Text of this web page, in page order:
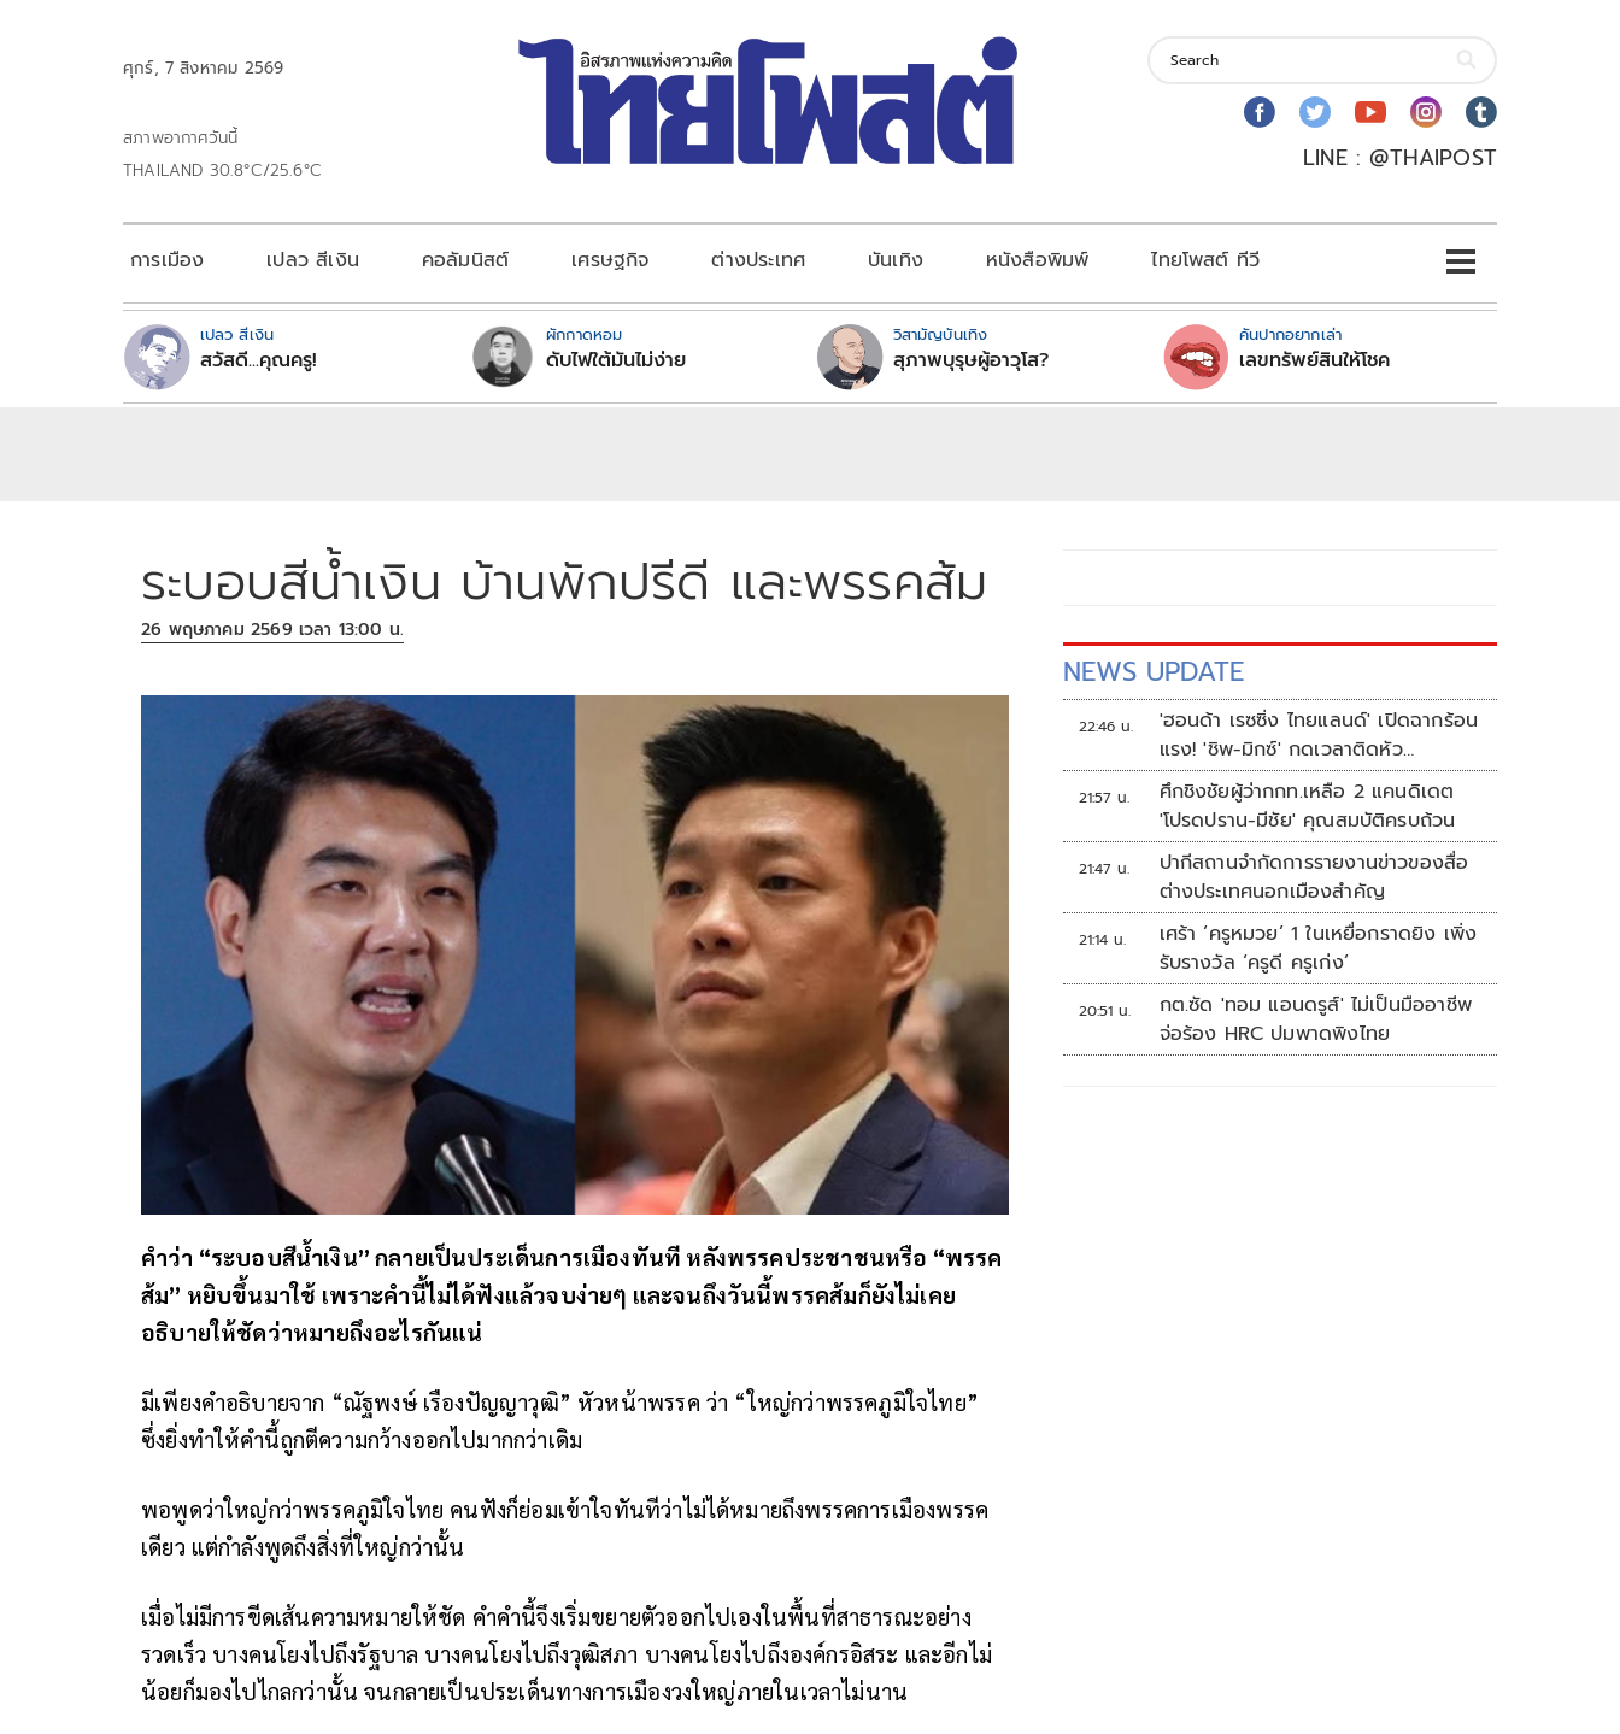
ศุกร์, 7 สิงหาคม 2569
สภาพอากาศวันนี้
THAILAND 30.8°C/25.6°C
LINE : @THAIPOST
การเมือง เปลว สีเงิน คอลัมนิสต์ เศรษฐกิจ ต่างประเทศ บันเทิง หนังสือพิมพ์ ไทยโพสต์ ทีวี
เปลว สีเงิน
สวัสดี...คุณครู!
ผักกาดหอม
ดับไฟใต้มันไม่ง่าย
วิสามัญบันเทิง
สุภาพบุรุษผู้อาวุโส?
คันปากอยากเล่า
เลขทรัพย์สินให้โชค
ระบอบสีน้ำเงิน บ้านพักปรีดี และพรรคส้ม
26 พฤษภาคม 2569 เวลา 13:00 น.
คำว่า “ระบอบสีน้ำเงิน” กลายเป็นประเด็นการเมืองทันที หลังพรรคประชาชนหรือ “พรรค
ส้ม” หยิบขึ้นมาใช้ เพราะคำนี้ไม่ได้ฟังแล้วจบง่ายๆ และจนถึงวันนี้พรรคส้มก็ยังไม่เคย
อธิบายให้ชัดว่าหมายถึงอะไรกันแน่
มีเพียงคำอธิบายจาก “ณัฐพงษ์ เรืองปัญญาวุฒิ” หัวหน้าพรรค ว่า “ใหญ่กว่าพรรคภูมิใจไทย”
ซึ่งยิ่งทำให้คำนี้ถูกตีความกว้างออกไปมากกว่าเดิม
พอพูดว่าใหญ่กว่าพรรคภูมิใจไทย คนฟังก็ย่อมเข้าใจทันทีว่าไม่ได้หมายถึงพรรคการเมืองพรรค
เดียว แต่กำลังพูดถึงสิ่งที่ใหญ่กว่านั้น
เมื่อไม่มีการขีดเส้นความหมายให้ชัด คำคำนี้จึงเริ่มขยายตัวออกไปเองในพื้นที่สาธารณะอย่าง
รวดเร็ว บางคนโยงไปถึงรัฐบาล บางคนโยงไปถึงวุฒิสภา บางคนโยงไปถึงองค์กรอิสระ และอีกไม่
น้อยก็มองไปไกลกว่านั้น จนกลายเป็นประเด็นทางการเมืองวงใหญ่ภายในเวลาไม่นาน
NEWS UPDATE
22:46 น.
'ฮอนด้า เรซซิ่ง ไทยแลนด์' เปิดฉากร้อน
แรง! 'ชิพ-มิกซ์' กดเวลาติดหัว
แถว ARRC สนาม 4 ที่มัลดาลิกา
21:57 น.
ศึกชิงชัยผู้ว่ากกท.เหลือ 2 แคนดิเดต
'โปรดปราน-มีชัย' คุณสมบัติครบถ้วน
21:47 น.
ปากีสถานจำกัดการรายงานข่าวของสื่อ
ต่างประเทศนอกเมืองสำคัญ
21:14 น.
เศร้า ‘ครูหมวย’ 1 ในเหยื่อกราดยิง เพิ่ง
รับรางวัล ‘ครูดี ครูเก่ง’
20:51 น.
กต.ซัด 'ทอม แอนดรูส์' ไม่เป็นมืออาชีพ
จ่อร้อง HRC ปมพาดพิงไทย